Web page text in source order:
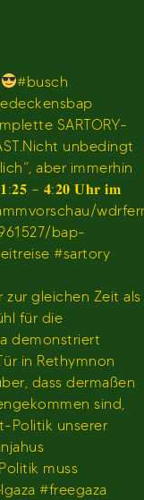
#busch
SARTORY-
unbedingt
aber immerhin
– 𝟒:𝟐𝟎 𝐔𝐡𝐫 𝐢𝐦
bap-
#sartory
zur gleichen Zeit als
für die
demonstriert
in Rethymnon
dass dermaßen
sind,
Politik unserer
muss
#freegaza